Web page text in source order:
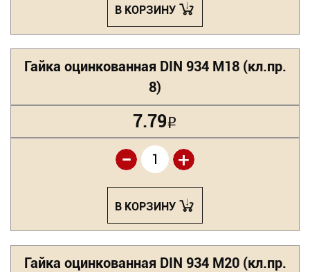
В КОРЗИНУ
Гайка оцинкованная DIN 934 М18 (кл.пр.
8)
7.79Р
+
-
В КОРЗИНУ
Гайка оцинкованная DIN 934 М20 (кл.пр.